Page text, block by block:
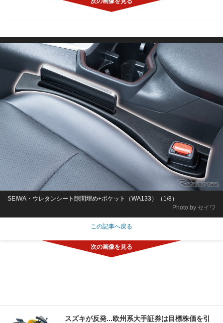
Photo by セイワ
SEIWA・ウレタンシート隙間埋め+ポケット（WA133）（1/8）
この記事へ戻る
スズキが反発...欧州系大手証券は目標株価を引